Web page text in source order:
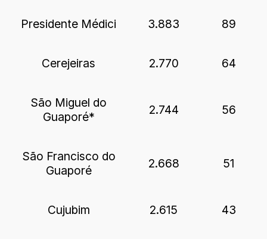
Presidente Médici 3.883 89
Cerejeiras 2.770 64
São Miguel do
Guaporé*
2.744 56
São Francisco do
Guaporé
2.668 51
Cujubim 2.615 43